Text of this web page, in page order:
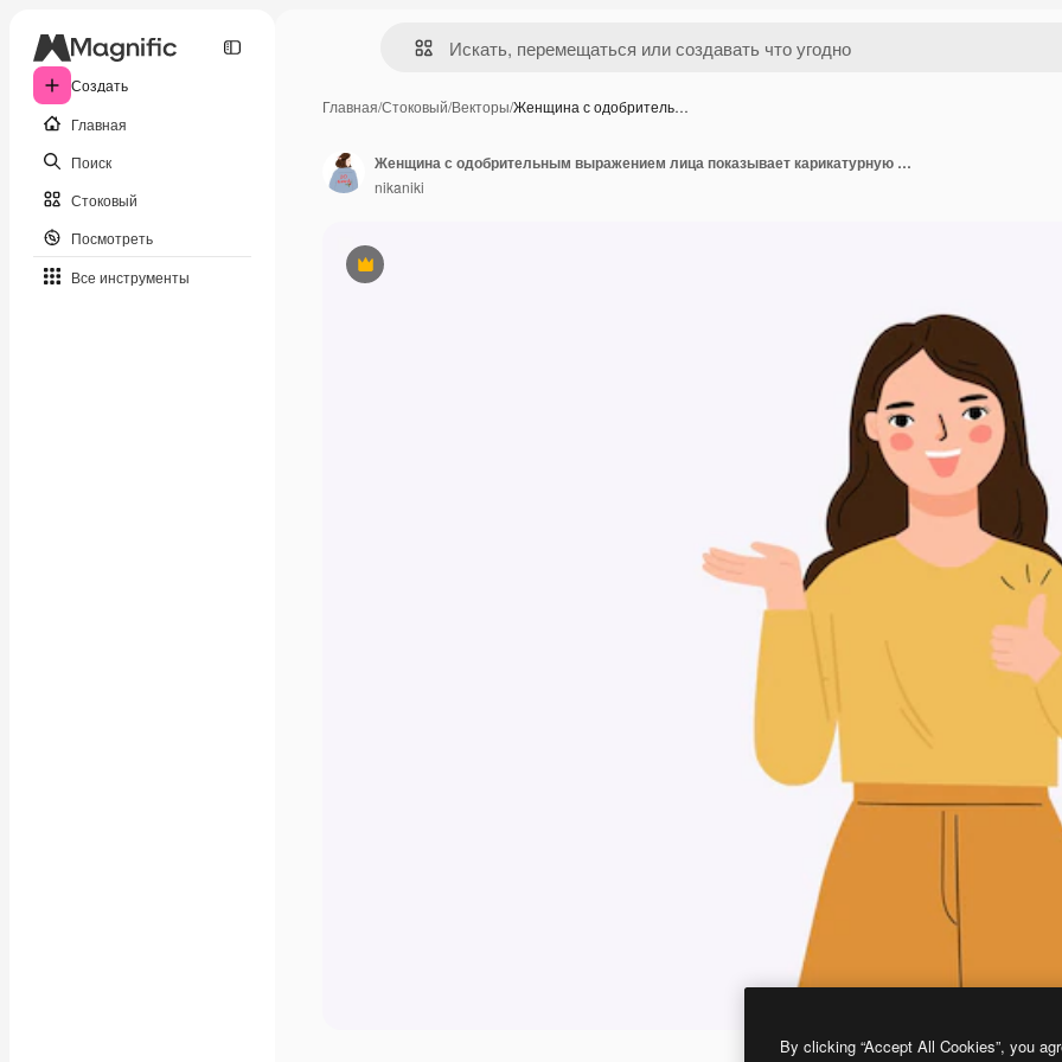
Создать
Главная
Поиск
Стоковый
Посмотреть
Все инструменты
Главная/Стоковый/Векторы/Женщина с одобритель…
Премиум
Женщина с одобрительным выражением лица показывает карикатурную иллюстрацию жеста
nikaniki
By clicking “Accept All Cookies”, you